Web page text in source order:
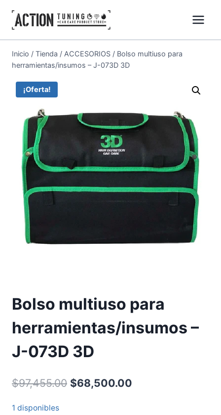
Inicio / Tienda / ACCESORIOS / Bolso multiuso para
herramientas/insumos – J-073D 3D
¡Oferta!
Bolso multiuso para
herramientas/insumos –
J-073D 3D
$97,455.00 $68,500.00
1 disponibles